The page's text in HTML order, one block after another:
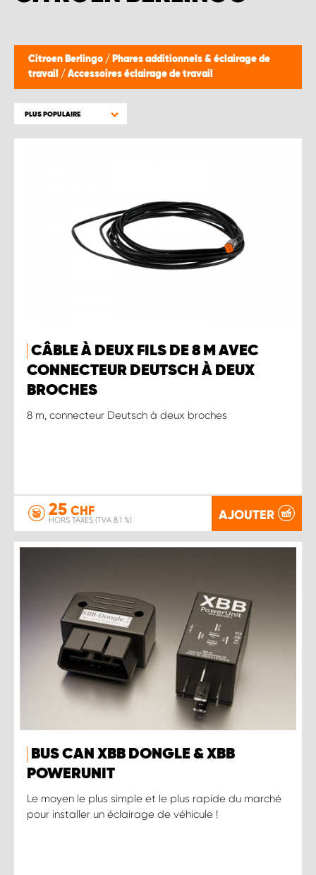
Citroen Berlingo / Phares additionnels & éclairage de
travail / Accessoires éclairage de travail
PLUS POPULAIRE
CÂBLE À DEUX FILS DE 8 M AVEC
CONNECTEUR DEUTSCH À DEUX
BROCHES
8 m, connecteur Deutsch à deux broches
25 CHF
HORS TAXES (TVA 8.1 %) AJOUTER
BUS CAN XBB DONGLE & XBB
POWERUNIT
Le moyen le plus simple et le plus rapide du marché
pour installer un éclairage de véhicule !